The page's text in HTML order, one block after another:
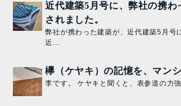
近代建築5月号に、弊社の携わ
されました。
弊社が携わった建築が、近代建築5月号
近...
欅（ケヤキ）の記憶を、マン
李です。 ケヤキと聞くと、表参道の力